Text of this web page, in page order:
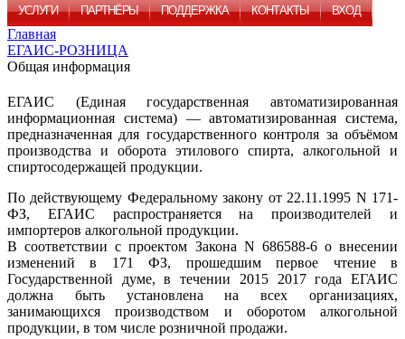
УСЛУГИ ПАРТНЁРЫ ПОДДЕРЖКА КОНТАКТЫ ВХОД
Главная
ЕГАИС-РОЗНИЦА
Общая информация
ЕГАИС (Единая государственная автоматизированная
информационная система) — автоматизированная система,
предназначенная для государственного контроля за объёмом
производства и оборота этилового спирта, алкогольной и
спиртосодержащей продукции.
По действующему Федеральному закону от 22.11.1995 N 171-
ФЗ, ЕГАИС распространяется на производителей и
импортеров алкогольной продукции.
В соответствии с проектом Закона N 686588-6 о внесении
изменений в 171 ФЗ, прошедшим первое чтение в
Государственной думе, в течении 2015 2017 года ЕГАИС
должна быть установлена на всех организациях,
занимающихся производством и оборотом алкогольной
продукции, в том числе розничной продажи.